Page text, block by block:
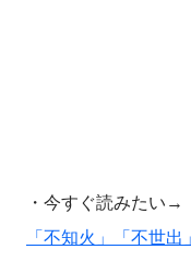
・今すぐ読みたい→
「不知火」「不世